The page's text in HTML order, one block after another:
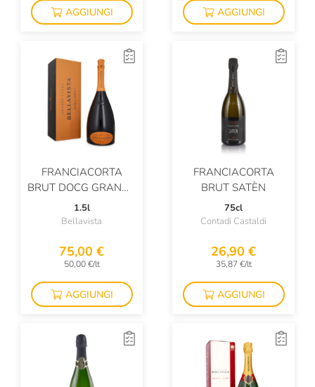
AGGIUNGI AGGIUNGI
FRANCIACORTA
BRUT DOCG GRANDE
CUVÉE ALMA
MAGNUM
1.5l
Bellavista
75,00 €
50,00 €/lt
AGGIUNGI
FRANCIACORTA
BRUT SATÈN
75cl
Contadi Castaldi
26,90 €
35,87 €/lt
AGGIUNGI